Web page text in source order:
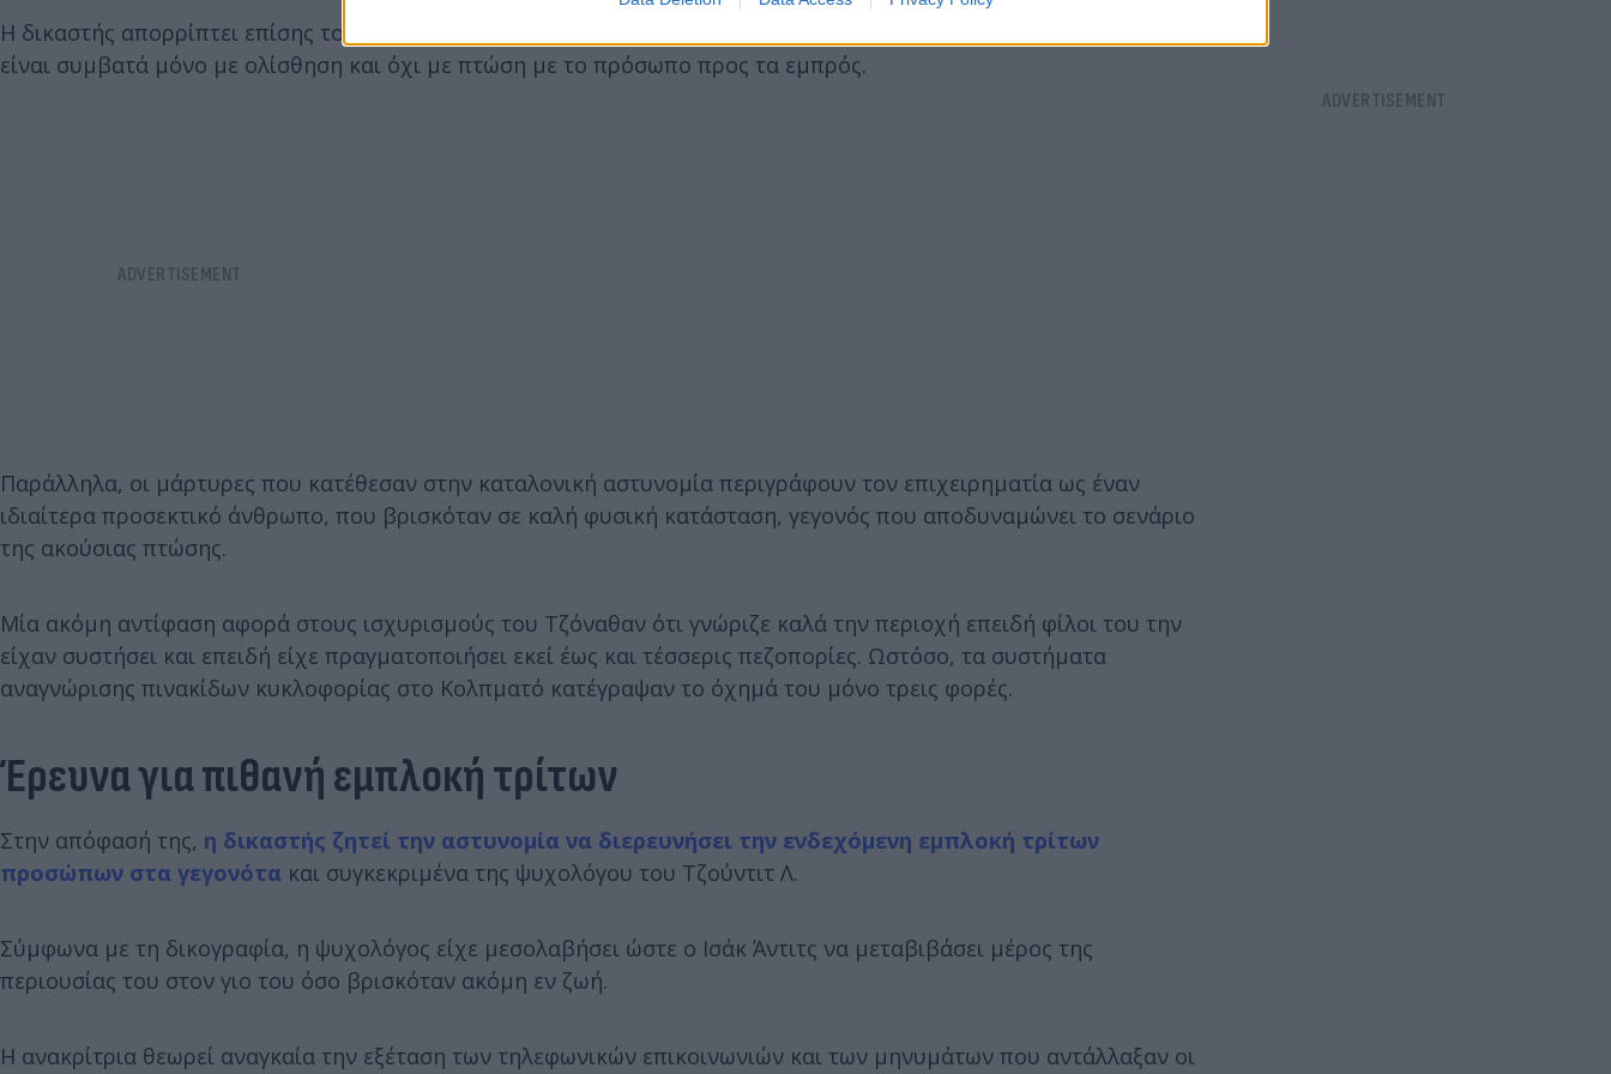
Η δικαστής απορρίπτει επίσης το ενδεχόμενο τυχαίου ατυχήματος, επισημαίνοντας ότι τα τραύματα του Άντιτς
είναι συμβατά μόνο με ολίσθηση και όχι με πτώση με το πρόσωπο προς τα εμπρός.
Παράλληλα, οι μάρτυρες που κατέθεσαν στην καταλονική αστυνομία περιγράφουν τον επιχειρηματία ως έναν
ιδιαίτερα προσεκτικό άνθρωπο, που βρισκόταν σε καλή φυσική κατάσταση, γεγονός που αποδυναμώνει το σενάριο
της ακούσιας πτώσης.
Μία ακόμη αντίφαση αφορά στους ισχυρισμούς του Τζόναθαν ότι γνώριζε καλά την περιοχή επειδή φίλοι του την
είχαν συστήσει και επειδή είχε πραγματοποιήσει εκεί έως και τέσσερις πεζοπορίες. Ωστόσο, τα συστήματα
αναγνώρισης πινακίδων κυκλοφορίας στο Κολπματό κατέγραψαν το όχημά του μόνο τρεις φορές.
Έρευνα για πιθανή εμπλοκή τρίτων
Στην απόφασή της, η δικαστής ζητεί την αστυνομία να διερευνήσει την ενδεχόμενη εμπλοκή τρίτων
προσώπων στα γεγονότα και συγκεκριμένα της ψυχολόγου του Τζούντιτ Λ.
Σύμφωνα με τη δικογραφία, η ψυχολόγος είχε μεσολαβήσει ώστε ο Ισάκ Άντιτς να μεταβιβάσει μέρος της
περιουσίας του στον γιο του όσο βρισκόταν ακόμη εν ζωή.
Η ανακρίτρια θεωρεί αναγκαία την εξέταση των τηλεφωνικών επικοινωνιών και των μηνυμάτων που αντάλλαξαν οι